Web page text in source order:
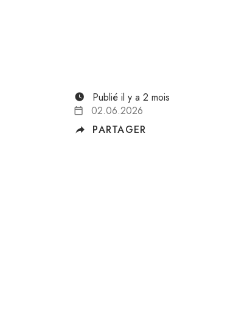
Publié il y a 2 mois
02.06.2026
PARTAGER